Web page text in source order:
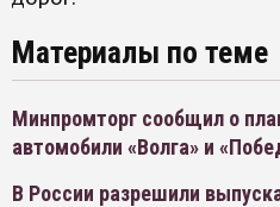
Материалы по теме
Минпромторг сообщил о
автомобили «Волга» и
В России разрешили